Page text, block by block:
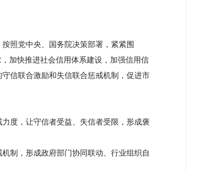
照党中央、国务院决策部署，紧紧围
加快推进社会信用体系建设，加强信用信
信联合激励和失信联合惩戒机制，促进市
，让守信者受益、失信者受限，形成褒
，形成政府部门协同联动、行业组织自